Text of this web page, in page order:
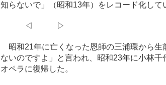
知らないで」（昭和13年）をレコード化して
◁ ▷
昭和21年に亡くなった恩師の三浦環から生
ないのですよ」と言われ、昭和23年に小林千
オペラに復帰した。